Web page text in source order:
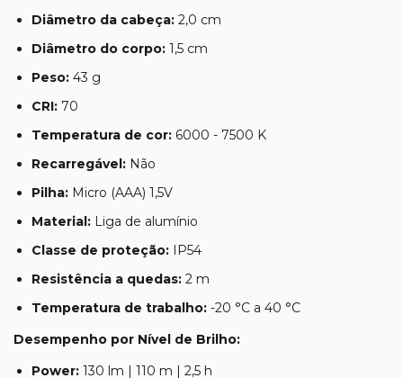
Diâmetro da cabeça: 2,0 cm
Diâmetro do corpo: 1,5 cm
Peso: 43 g
CRI: 70
Temperatura de cor: 6000 - 7500 K
Recarregável: Não
Pilha: Micro (AAA) 1,5V
Material: Liga de alumínio
Classe de proteção: IP54
Resistência a quedas: 2 m
Temperatura de trabalho: -20 °C a 40 °C
Desempenho por Nível de Brilho:
Power: 130 lm | 110 m | 2,5 h